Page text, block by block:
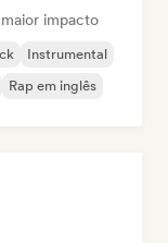
impacto
Instrumental
Rap em inglês